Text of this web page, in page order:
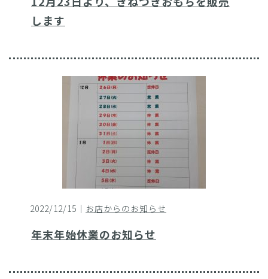
します
2022/12/15｜ お店からのお知らせ
年末年始休業のお知らせ